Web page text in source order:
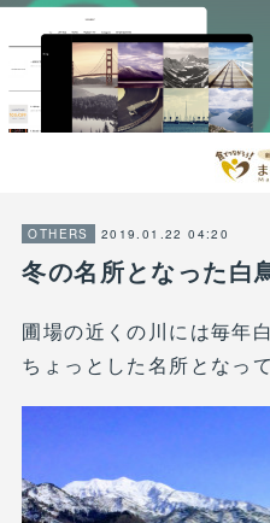
OTHERS 2019.01.22 04:20
冬の名所となった白
圃場の近くの川には毎年
ちょっとした名所となって